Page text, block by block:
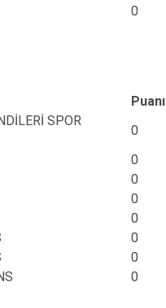
0
Puanı
SPOR
0
0
0
0
0
0
0
0